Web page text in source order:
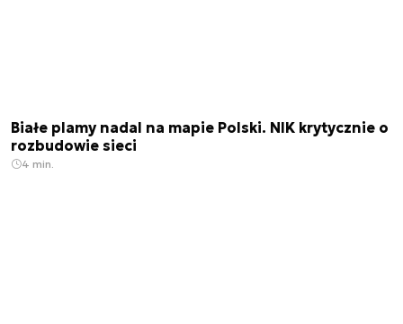
Białe plamy nadal na mapie Polski. NIK krytycznie o
rozbudowie sieci
4 min.